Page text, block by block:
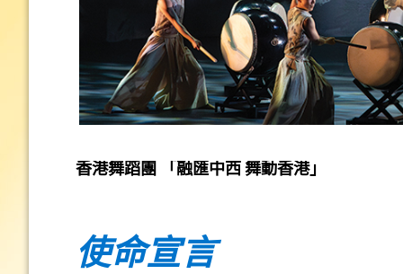
香港舞蹈團 「融匯中西 舞動香港」
使命宣言